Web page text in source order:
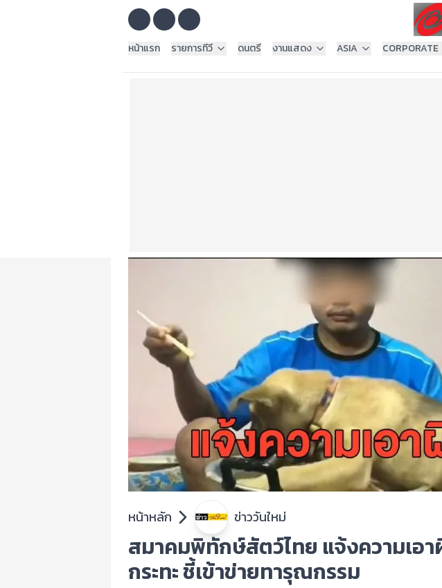
หน้าแรก
รายการทีวี ดนตรี งานแสดง ASIA CORPORATE
หน้าหลัก ข่าววันใหม่
สมาคมพิทักษ์สัตว์ไทย แจ้งความเอ
กระทะ ชี้เข้าข่ายทารุณกรรม